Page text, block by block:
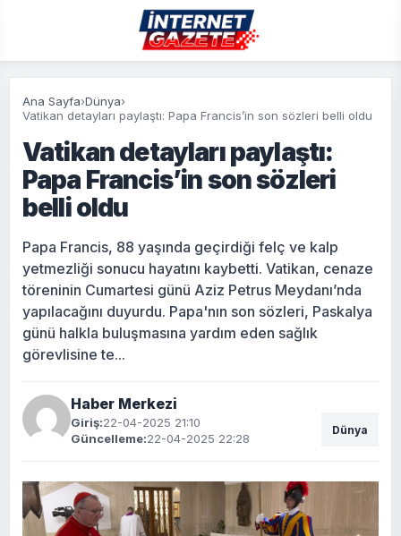
Ana Sayfa›Dünya›
Vatikan detayları paylaştı: Papa Francis’in son sözleri belli oldu
Vatikan detayları paylaştı:
Papa Francis’in son sözleri
belli oldu
Papa Francis, 88 yaşında geçirdiği felç ve kalp
yetmezliği sonucu hayatını kaybetti. Vatikan, cenaze
töreninin Cumartesi günü Aziz Petrus Meydanı’nda
yapılacağını duyurdu. Papa'nın son sözleri, Paskalya
günü halkla buluşmasına yardım eden sağlık
görevlisine te...
Haber Merkezi
Giriş:22-04-2025 21:10
Güncelleme:22-04-2025 22:28
Dünya